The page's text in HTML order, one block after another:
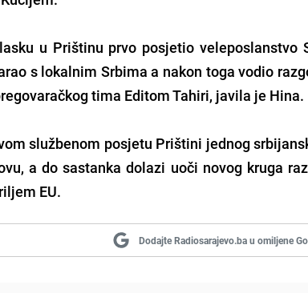
u Prištinu prvo posjetio veleposlanstvo
s lokalnim Srbima a nakon toga vodio
tima Editom Tahiri, javila je Hina.
službenom posjetu Prištini jednog
a do sastanka dolazi uoči novog kruga
EU.
Dodajte Radiosarajevo.ba u omiljene